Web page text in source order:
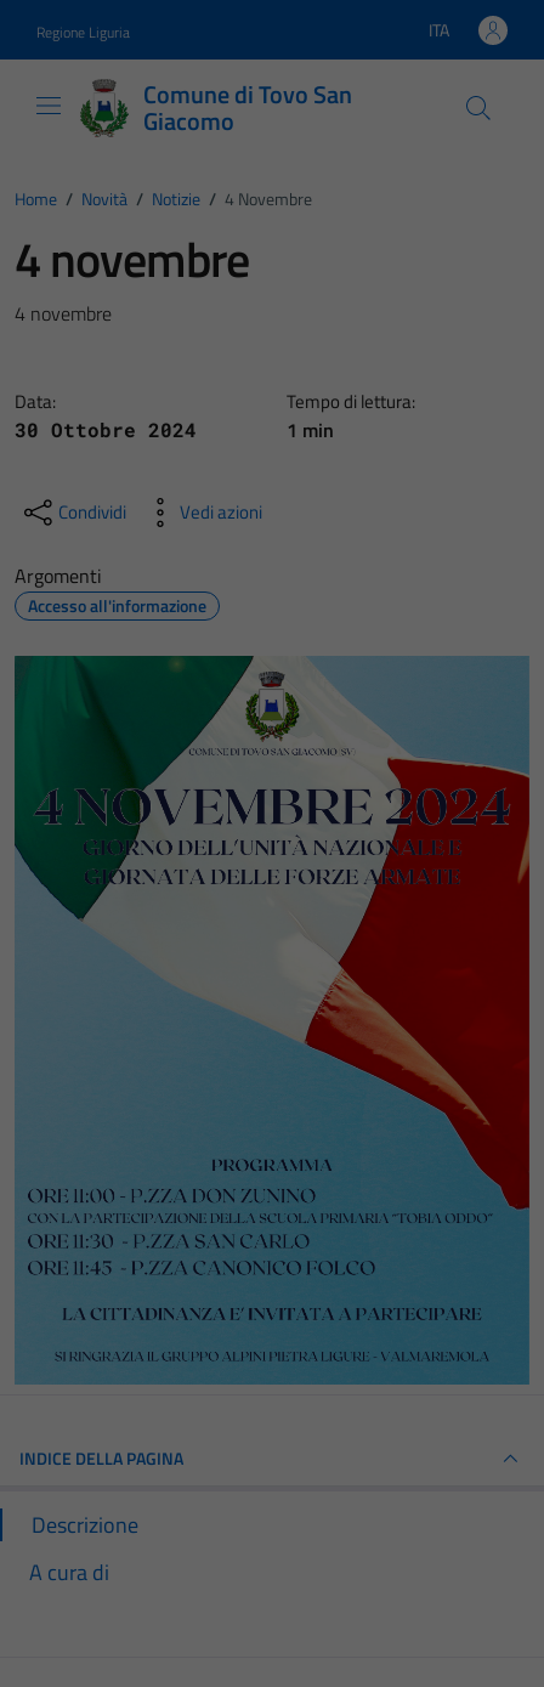
Regione Liguria Lingua attiva:
ITA
Comune di Tovo San
Giacomo
Home / Novità / Notizie / 4 Novembre
4 novembre
4 novembre
Data:
30 Ottobre 2024
Tempo di lettura:
1 min
Condividi Vedi azioni
Argomenti
Accesso all'informazione
INDICE DELLA PAGINA
Descrizione
A cura di